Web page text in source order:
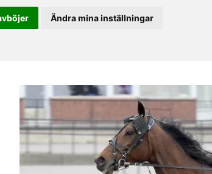
Ändra mina inställningar